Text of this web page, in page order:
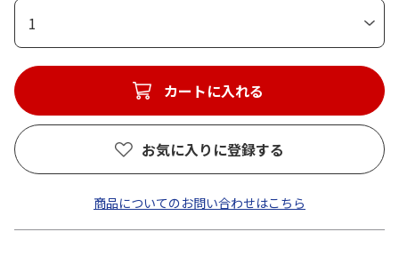
1
カートに入れる
お気に入りに登録する
商品についてのお問い合わせはこちら